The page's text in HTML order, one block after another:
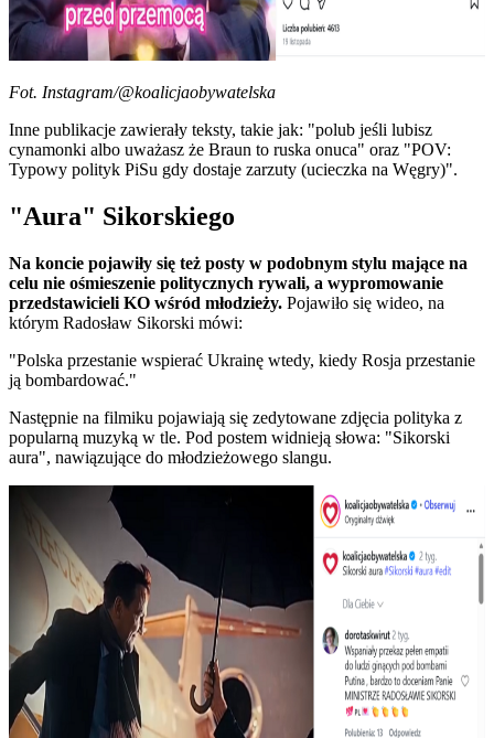
Fot. Instagram/@koalicjaobywatelska
Inne publikacje zawierały teksty, takie jak: "polub jeśli lubisz
cynamonki albo uważasz że Braun to ruska onuca" oraz "POV:
Typowy polityk PiSu gdy dostaje zarzuty (ucieczka na Węgry)".
"Aura" Sikorskiego
Na koncie pojawiły się też posty w podobnym stylu mające na
celu nie ośmieszenie politycznych rywali, a wypromowanie
przedstawicieli KO wśród młodzieży. Pojawiło się wideo, na
którym Radosław Sikorski mówi:
"Polska przestanie wspierać Ukrainę wtedy, kiedy Rosja przestanie
ją bombardować."
Następnie na filmiku pojawiają się zedytowane zdjęcia polityka z
popularną muzyką w tle. Pod postem widnieją słowa: "Sikorski
aura", nawiązujące do młodzieżowego slangu.